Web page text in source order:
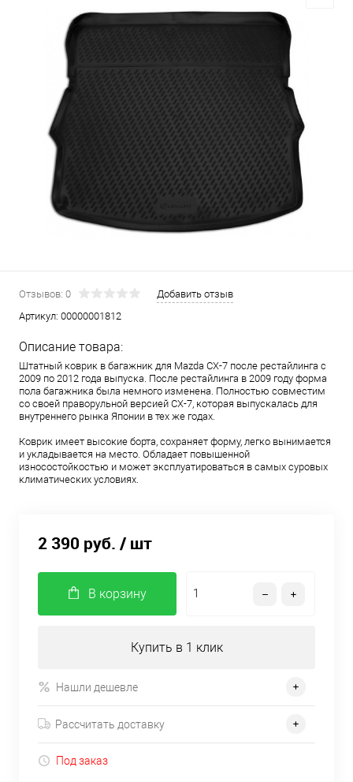
Отзывов: 0
Добавить отзыв
Артикул: 00000001812
Описание товара:
Штатный коврик в багажник для Mazda CX-7 после рестайлинга с
2009 по 2012 года выпуска. После рестайлинга в 2009 году форма
пола багажника была немного изменена. Полностью совместим
со своей праворульной версией CX-7, которая выпускалась для
внутреннего рынка Японии в тех же годах.
Коврик имеет высокие борта, сохраняет форму, легко вынимается
и укладывается на место. Обладает повышенной
износостойкостью и может эксплуатироваться в самых суровых
климатических условиях.
2 390 руб. / шт
В корзину
Купить в 1 клик
Нашли дешевле
Рассчитать доставку
Под заказ